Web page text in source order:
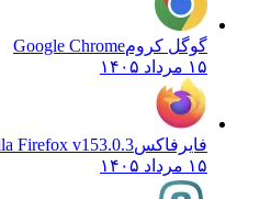
گوگل کرومGoogle Chrome
۱۵ مرداد ۱۴۰۵
فایرفاکسFirefox v153.0.3
۱۵ مرداد ۱۴۰۵